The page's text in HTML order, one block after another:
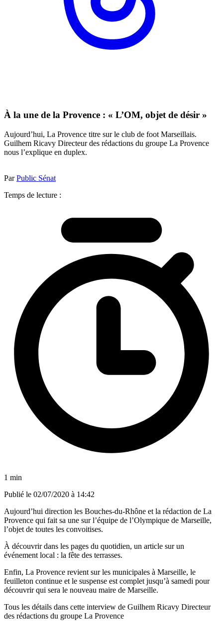
À la une de la Provence : « L’OM, objet de désir »
Aujourd’hui, La Provence titre sur le club de foot Marseillais.
Guilhem Ricavy Directeur des rédactions du groupe La Provence
nous l’explique en duplex.
ParPublic Sénat
Temps de lecture :
1 min
Publié le 02/07/2020 à 14:42
Aujourd’hui direction les Bouches-du-Rhône et la rédaction de La
Provence qui fait sa une sur l’équipe de l’Olympique de Marseille,
l’objet de toutes les convoitises.
À découvrir dans les pages du quotidien, un article sur un
événement local : la fête des terrasses.
Enfin, La Provence revient sur les municipales à Marseille, le
feuilleton continue et le suspense est complet jusqu’à samedi pour
découvrir qui sera le nouveau maire de Marseille.
Tous les détails dans cette interview de Guilhem Ricavy Directeur
des rédactions du groupe La Provence